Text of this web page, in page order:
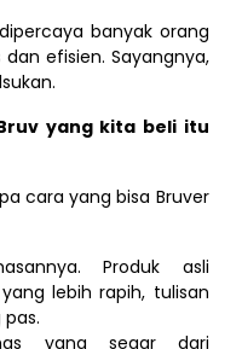
banyak orang
efisien. Sayangnya,
yang kita beli itu
cara yang bisa Bruver
Produk asli
lebih rapih, tulisan
yang segar dari